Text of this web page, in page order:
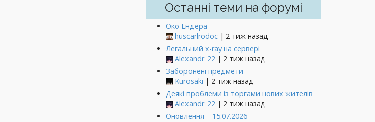
Останні теми на форумі
Око Ендера
huscarlrodoc | 2 тиж назад
Легальний x-ray на сервері
Alexandr_22 | 2 тиж назад
Заборонені предмети
Kurosaki | 2 тиж назад
Деякі проблеми із торгами нових жителів
Alexandr_22 | 2 тиж назад
Оновлення – 15.07.2026